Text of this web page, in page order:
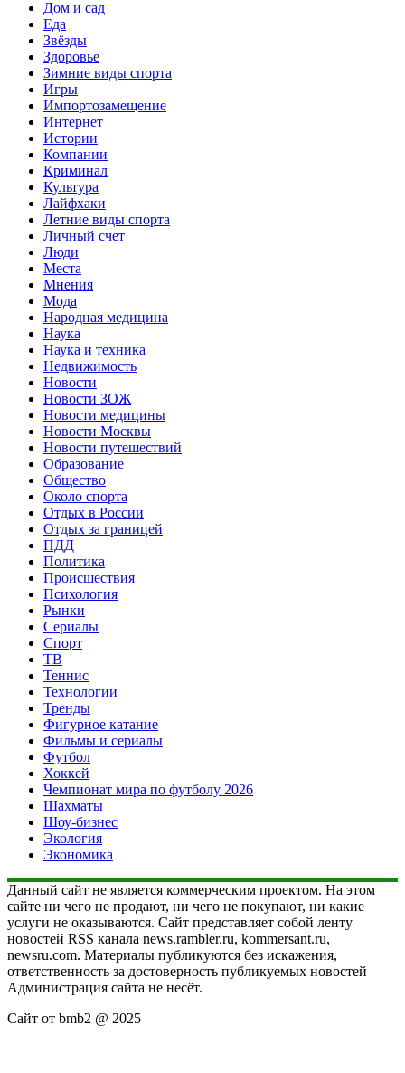
Дом и сад
Еда
Звёзды
Здоровье
Зимние виды спорта
Игры
Импортозамещение
Интернет
Истории
Компании
Криминал
Культура
Лайфхаки
Летние виды спорта
Личный счет
Люди
Места
Мнения
Мода
Народная медицина
Наука
Наука и техника
Недвижимость
Новости
Новости ЗОЖ
Новости медицины
Новости Москвы
Новости путешествий
Образование
Общество
Около спорта
Отдых в России
Отдых за границей
ПДД
Политика
Происшествия
Психология
Рынки
Сериалы
Спорт
ТВ
Теннис
Технологии
Тренды
Фигурное катание
Фильмы и сериалы
Футбол
Хоккей
Чемпионат мира по футболу 2026
Шахматы
Шоу-бизнес
Экология
Экономика
Данный сайт не является коммерческим проектом. На этом
сайте ни чего не продают, ни чего не покупают, ни какие
услуги не оказываются. Сайт представляет собой ленту
новостей RSS канала news.rambler.ru, kommersant.ru,
newsru.com. Материалы публикуются без искажения,
ответственность за достоверность публикуемых новостей
Администрация сайта не несёт.
Сайт от bmb2 @ 2025